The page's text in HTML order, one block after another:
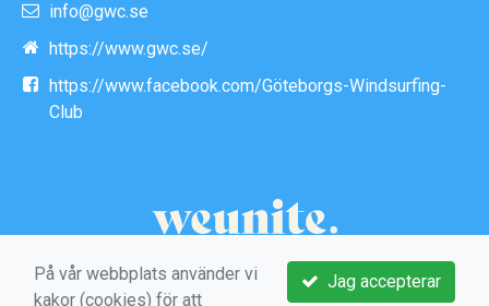
info@gwc.se
https://www.gwc.se/
https://www.facebook.com/Göteborgs-Windsurfing-
Club
Jag accepterar
På vår webbplats använder vi
kakor (cookies) för att